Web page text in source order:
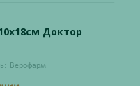
Доктор
Верофарм